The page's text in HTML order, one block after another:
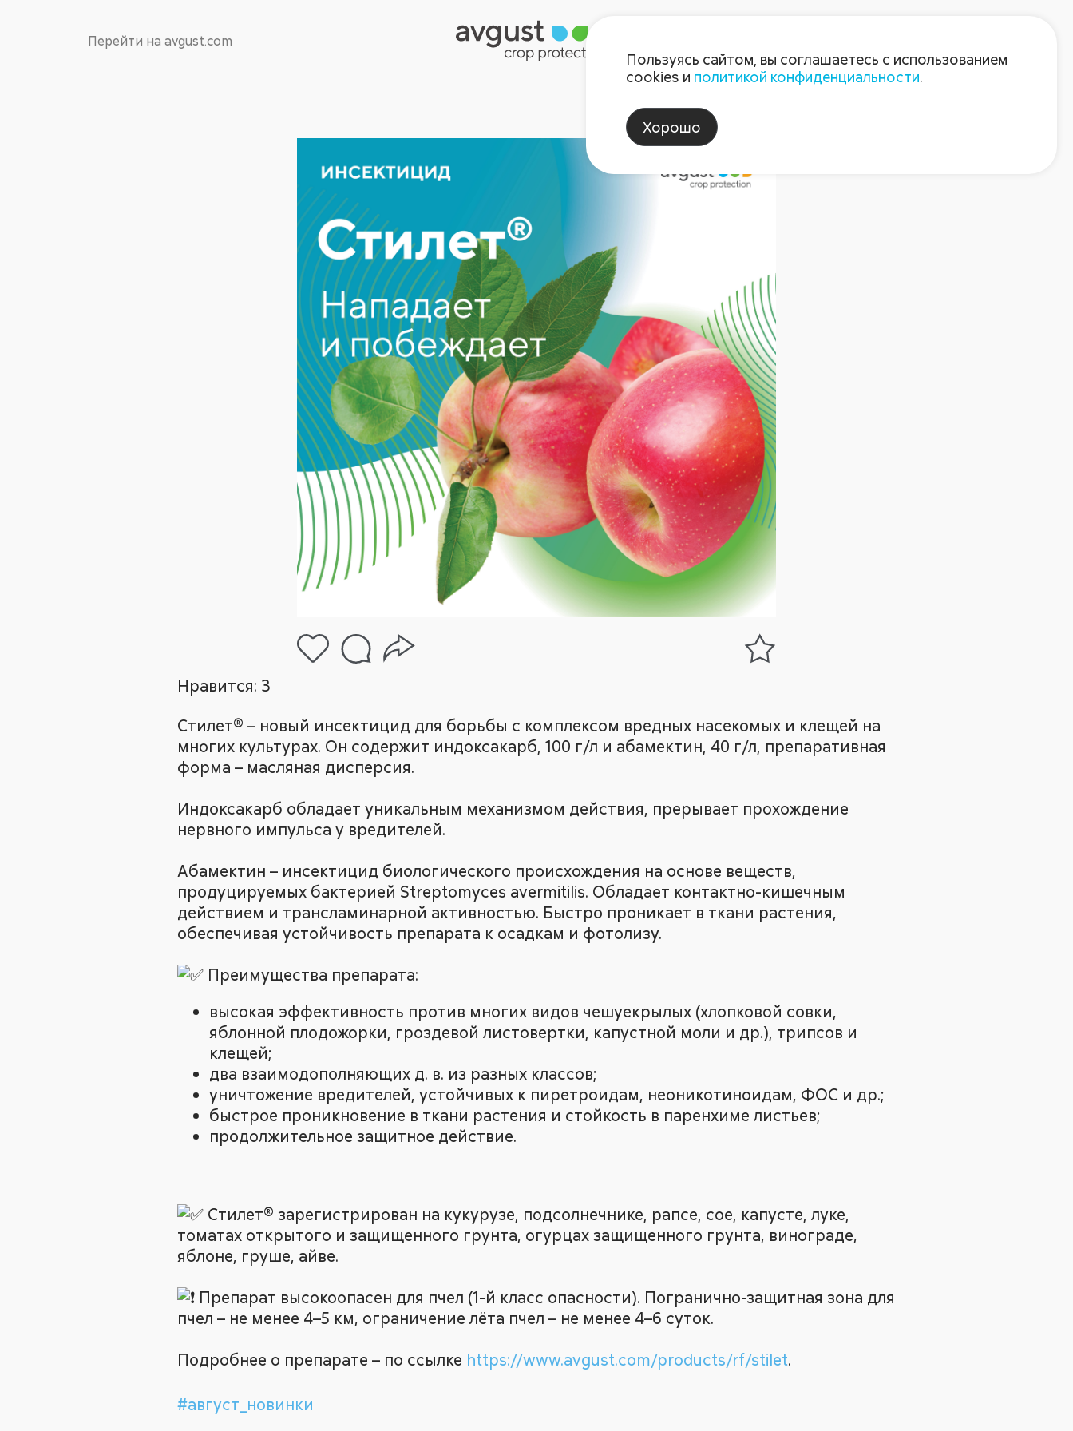
Перейти на avgust.com
Стилет® – новый инсектицид (октябрь 2022)
Нравится: 3
Стилет® – новый инсектицид для борьбы с комплексом вредных насекомых и клещей на
многих культурах. Он содержит индоксакарб, 100 г/л и абамектин, 40 г/л, препаративная
форма – масляная дисперсия.
Индоксакарб обладает уникальным механизмом действия, прерывает прохождение
нервного импульса у вредителей.
Абамектин – инсектицид биологического происхождения на основе веществ,
продуцируемых бактерией Streptomyces avermitilis. Обладает контактно-кишечным
действием и трансламинарной активностью. Быстро проникает в ткани растения,
обеспечивая устойчивость препарата к осадкам и фотолизу.
Преимущества препарата:
высокая эффективность против многих видов чешуекрылых (хлопковой совки,
яблонной плодожорки, гроздевой листовертки, капустной моли и др.), трипсов и
клещей;
два взаимодополняющих д. в. из разных классов;
уничтожение вредителей, устойчивых к пиретроидам, неоникотиноидам, ФОС и др.;
быстрое проникновение в ткани растения и стойкость в паренхиме листьев;
продолжительное защитное действие.
Стилет® зарегистрирован на кукурузе, подсолнечнике, рапсе, сое, капусте, луке,
томатах открытого и защищенного грунта, огурцах защищенного грунта, винограде,
яблоне, груше, айве.
Препарат высокоопасен для пчел (1-й класс опасности). Погранично-защитная зона для
пчел – не менее 4–5 км, ограничение лёта пчел – не менее 4–6 суток.
Подробнее о препарате – по ссылке https://www.avgust.com/products/rf/stilet.
#август_новинки
Пользуясь сайтом, вы соглашаетесь с использованием
cookies и политикой конфиденциальности.
Хорошо